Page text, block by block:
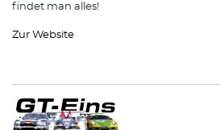
findet man alles!
Zur Website